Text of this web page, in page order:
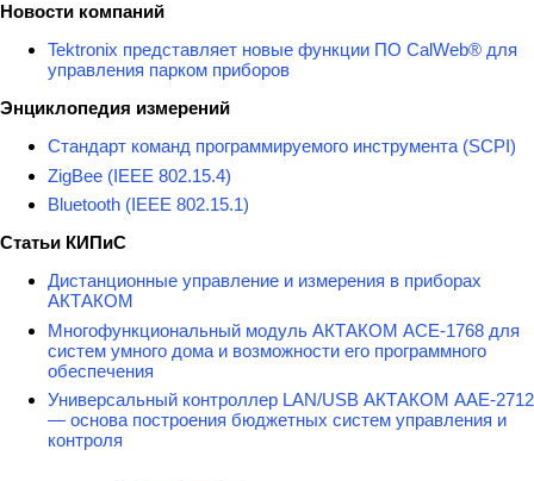
Новости компаний
Tektronix представляет новые функции ПО CalWeb® для
управления парком приборов
Энциклопедия измерений
Стандарт команд программируемого инструмента (SCPI)
ZigBee (IEEE 802.15.4)
Bluetooth (IEEE 802.15.1)
Статьи КИПиС
Дистанционные управление и измерения в приборах
АКТАКОМ
Многофункциональный модуль АКТАКОМ АСЕ-1768 для
систем умного дома и возможности его программного
обеспечения
Универсальный контроллер LAN/USB АКТАКОМ ААЕ-2712
— основа построения бюджетных систем управления и
контроля